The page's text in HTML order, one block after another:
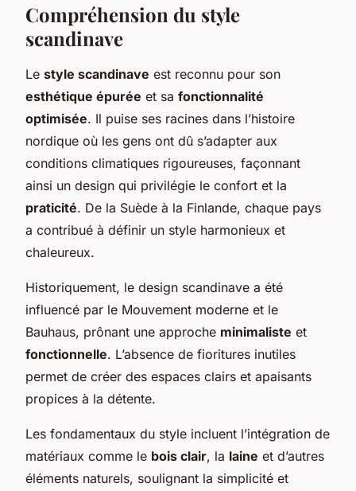
Compréhension du style
scandinave
Le style scandinave est reconnu pour son
esthétique épurée et sa fonctionnalité
optimisée. Il puise ses racines dans l’histoire
nordique où les gens ont dû s’adapter aux
conditions climatiques rigoureuses, façonnant
ainsi un design qui privilégie le confort et la
praticité. De la Suède à la Finlande, chaque pays
a contribué à définir un style harmonieux et
chaleureux.
Historiquement, le design scandinave a été
influencé par le Mouvement moderne et le
Bauhaus, prônant une approche minimaliste et
fonctionnelle. L’absence de fioritures inutiles
permet de créer des espaces clairs et apaisants
propices à la détente.
Les fondamentaux du style incluent l’intégration de
matériaux comme le bois clair, la laine et d’autres
éléments naturels, soulignant la simplicité et